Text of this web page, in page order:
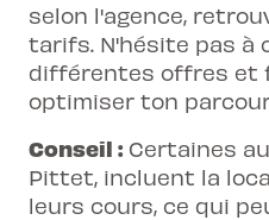
selon l'agence,
tarifs. N'hésite pas à
différentes offres et
optimiser ton
Conseil : Certaines
Pittet, incluent la
leurs cours, ce qui